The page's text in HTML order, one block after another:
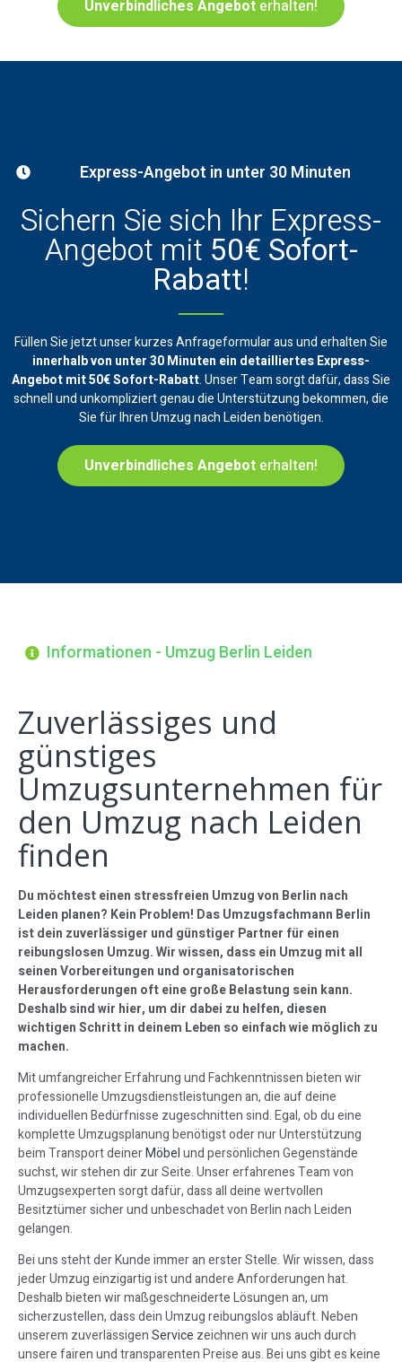
Unverbindliches Angebot erhalten!
Express-Angebot in unter 30 Minuten
Sichern Sie sich Ihr Express-
Angebot mit 50€ Sofort-
Rabatt!
Füllen Sie jetzt unser kurzes Anfrageformular aus und erhalten Sie
innerhalb von unter 30 Minuten ein detailliertes Express-
Angebot mit 50€ Sofort-Rabatt. Unser Team sorgt dafür, dass Sie
schnell und unkompliziert genau die Unterstützung bekommen, die
Sie für Ihren Umzug nach Leiden benötigen.
Unverbindliches Angebot erhalten!
Informationen - Umzug Berlin Leiden
Zuverlässiges und
günstiges
Umzugsunternehmen für
den Umzug nach Leiden
finden
Du möchtest einen stressfreien Umzug von Berlin nach
Leiden planen? Kein Problem! Das Umzugsfachmann Berlin
ist dein zuverlässiger und günstiger Partner für einen
reibungslosen Umzug. Wir wissen, dass ein Umzug mit all
seinen Vorbereitungen und organisatorischen
Herausforderungen oft eine große Belastung sein kann.
Deshalb sind wir hier, um dir dabei zu helfen, diesen
wichtigen Schritt in deinem Leben so einfach wie möglich zu
machen.
Mit umfangreicher Erfahrung und Fachkenntnissen bieten wir
professionelle Umzugsdienstleistungen an, die auf deine
individuellen Bedürfnisse zugeschnitten sind. Egal, ob du eine
komplette Umzugsplanung benötigst oder nur Unterstützung
beim Transport deinerMöbelund persönlichen Gegenstände
suchst, wir stehen dir zur Seite. Unser erfahrenes Team von
Umzugsexperten sorgt dafür, dass all deine wertvollen
Besitztümer sicher und unbeschadet von Berlin nach Leiden
gelangen.
Bei uns steht der Kunde immer an erster Stelle. Wir wissen, dass
jeder Umzug einzigartig ist und andere Anforderungen hat.
Deshalb bieten wir maßgeschneiderte Lösungen an, um
sicherzustellen, dass dein Umzug reibungslos abläuft. Neben
unserem zuverlässigenService zeichnen wir uns auch durch
unsere fairen und transparenten Preise aus. Bei uns gibt es keine